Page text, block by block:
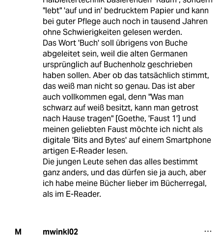
"lebt" 'auf und in' bedrucktem Papier und kann
bei guter Pflege auch noch in tausend Jahren
ohne Schwierigkeiten gelesen werden.
Das Wort 'Buch' soll übrigens von Buche
abgeleitet sein, weil die alten Germanen
ursprünglich auf Buchenholz geschrieben
haben sollen. Aber ob das tatsächlich stimmt,
das weiß man nicht so genau. Das ist aber
auch vollkommen egal, denn "Was man
schwarz auf weiß besitzt, kann man getrost
nach Hause tragen" [Goethe, 'Faust 1'] und
meinen geliebten Faust möchte ich nicht als
digitale 'Bits and Bytes' auf einem Smartphone
artigen E-Reader lesen.
Die jungen Leute sehen das alles bestimmt
ganz anders, und das dürfen sie ja auch, aber
ich habe meine Bücher lieber im Bücherregal,
als im E-Reader.
M mwinkl02